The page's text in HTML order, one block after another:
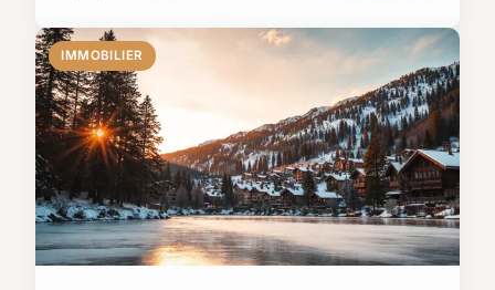
IMMOBILIER